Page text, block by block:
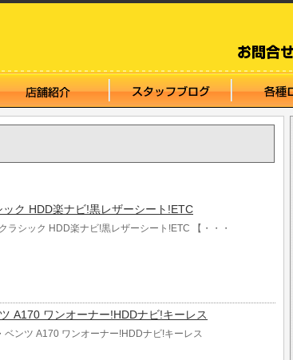
ク HDD楽ナビ!黒レザーシート!ETC
シック HDD楽ナビ!黒レザーシート!ETC 【・・・
A170 ワンオーナー!HDDナビ!キーレス
ンツ A170 ワンオーナー!HDDナビ!キーレス